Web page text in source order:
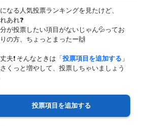
なる人気投票ランキングを見たけど、
あれ❓
が投票したい項目がないじゃん💦ってお
の方、ちょっとまったー🙌
夫❗ そんなときは「投票項目を追加する 」
くっと増やして、投票しちゃいましょう
投票項目を追加する